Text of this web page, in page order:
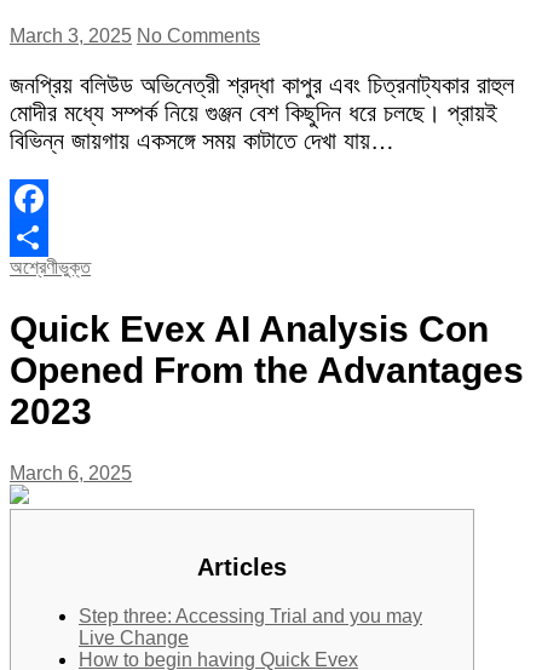
March 3, 2025 No Comments
জনপ্রিয় বলিউড অভিনেত্রী শ্রদ্ধা কাপুর এবং চিত্রনাট্যকার রাহুল
মোদীর মধ্যে সম্পর্ক নিয়ে গুঞ্জন বেশ কিছুদিন ধরে চলছে। প্রায়ই
বিভিন্ন জায়গায় একসঙ্গে সময় কাটাতে দেখা যায়…
Facebook
Share
অশ্রেণীভুক্ত
Quick Evex AI Analysis Con
Opened From the Advantages
2023
March 6, 2025
Articles
Step three: Accessing Trial and you may
Live Change
How to begin having Quick Evex